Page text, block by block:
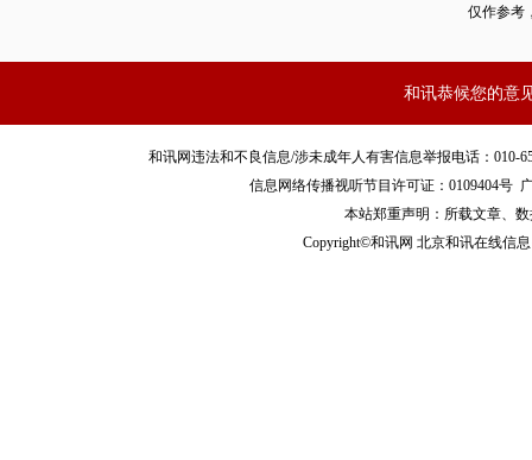
仅作参考
和讯恭候您的意
和讯网违法和不良信息/涉未成年人有害信息举报电话：010-
信息网络传播视听节目许可证：0109404号
本站郑重声明：所载文章、
Copyright©和讯网 北京和讯在线信